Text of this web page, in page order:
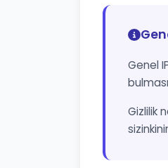
Genel
Gizlilik